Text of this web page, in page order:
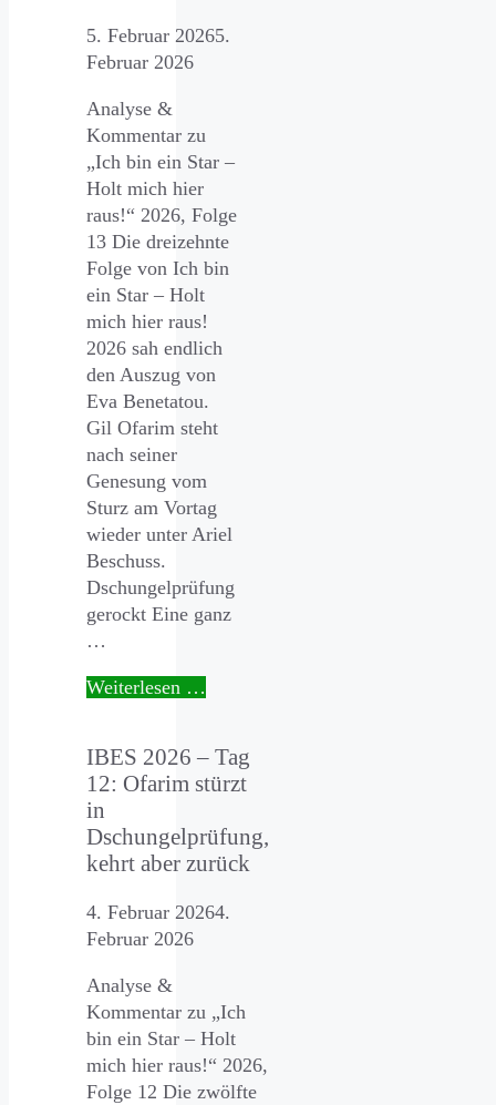
5. Februar 20265.
Februar 2026
Analyse &
Kommentar zu
„Ich bin ein Star –
Holt mich hier
raus!“ 2026, Folge
13 Die dreizehnte
Folge von Ich bin
ein Star – Holt
mich hier raus!
2026 sah endlich
den Auszug von
Eva Benetatou.
Gil Ofarim steht
nach seiner
Genesung vom
Sturz am Vortag
wieder unter Ariel
Beschuss.
Dschungelprüfung
gerockt Eine ganz
…
Weiterlesen …
IBES 2026 – Tag
12: Ofarim stürzt
in
Dschungelprüfung,
kehrt aber zurück
4. Februar 20264.
Februar 2026
Analyse &
Kommentar zu „Ich
bin ein Star – Holt
mich hier raus!“ 2026,
Folge 12 Die zwölfte